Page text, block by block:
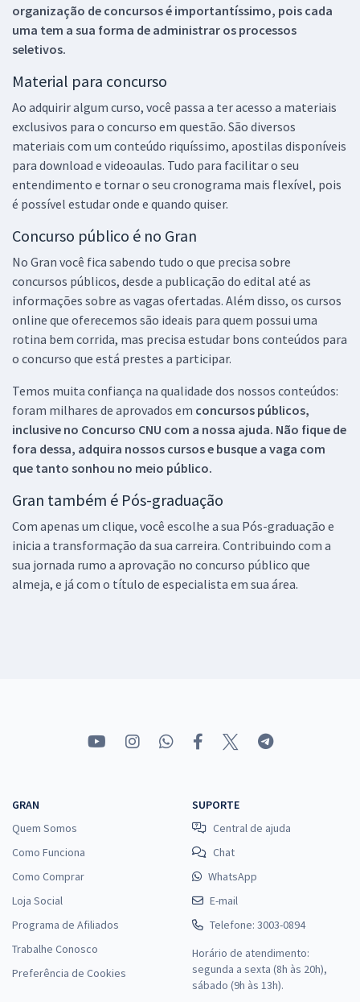
organização de concursos é importantíssimo, pois cada
uma tem a sua forma de administrar os processos
seletivos.
Material para concurso
Ao adquirir algum curso, você passa a ter acesso a materiais
exclusivos para o concurso em questão. São diversos
materiais com um conteúdo riquíssimo, apostilas disponíveis
para download e videoaulas. Tudo para facilitar o seu
entendimento e tornar o seu cronograma mais flexível, pois
é possível estudar onde e quando quiser.
Concurso público é no Gran
No Gran você fica sabendo tudo o que precisa sobre
concursos públicos, desde a publicação do edital até as
informações sobre as vagas ofertadas. Além disso, os cursos
online que oferecemos são ideais para quem possui uma
rotina bem corrida, mas precisa estudar bons conteúdos para
o concurso que está prestes a participar.
Temos muita confiança na qualidade dos nossos conteúdos:
foram milhares de aprovados em concursos públicos,
inclusive no Concurso CNU com a nossa ajuda. Não fique de
fora dessa, adquira nossos cursos e busque a vaga com
que tanto sonhou no meio público.
Gran também é Pós-graduação
Com apenas um clique, você escolhe a sua Pós-graduação e
inicia a transformação da sua carreira. Contribuindo com a
sua jornada rumo a aprovação no concurso público que
almeja, e já com o título de especialista em sua área.
GRAN
Quem Somos
Como Funciona
Como Comprar
Loja Social
Programa de Afiliados
Trabalhe Conosco
Preferência de Cookies
SUPORTE
Central de ajuda
Chat
WhatsApp
E-mail
Telefone: 3003-0894
Horário de atendimento:
segunda a sexta (8h às 20h),
sábado (9h às 13h).